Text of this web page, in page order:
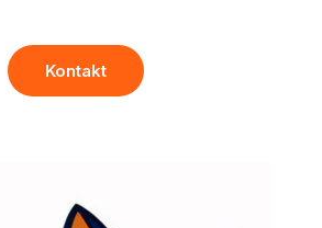
Kontakt